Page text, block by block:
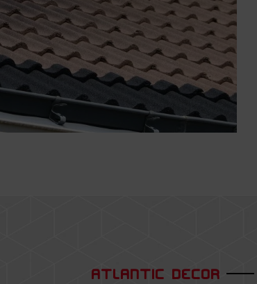
ATLANTIC DECOR